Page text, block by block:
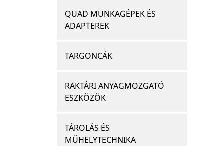
QUAD MUNKAGÉPEK ÉS
ADAPTEREK
TARGONCÁK
RAKTÁRI ANYAGMOZGATÓ
ESZKÖZÖK
TÁROLÁS ÉS
MŰHELYTECHNIKA